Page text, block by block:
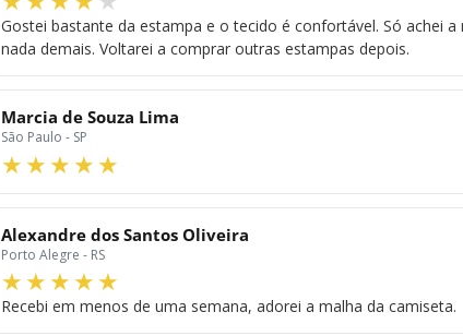
Gostei bastante da estampa e o tecido é confortável. Só achei
nada demais. Voltarei a comprar outras estampas depois.
Marcia de Souza Lima
São Paulo - SP
Alexandre dos Santos Oliveira
Porto Alegre - RS
Recebi em menos de uma semana, adorei a malha da camiseta.